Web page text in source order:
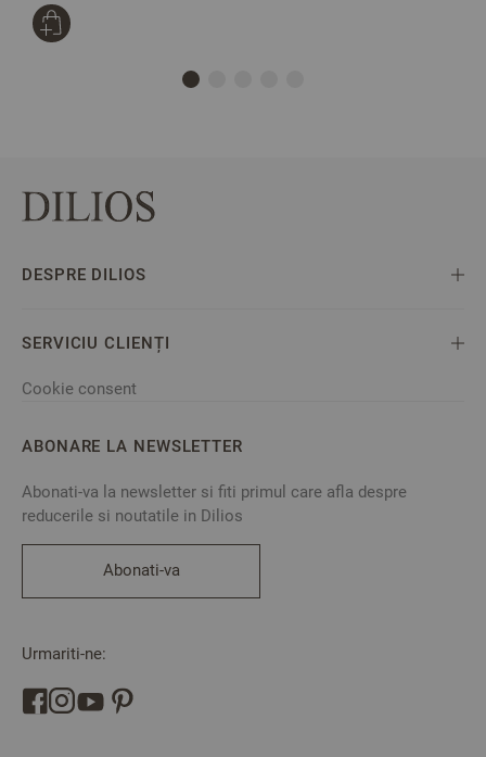
DESPRE DILIOS
SERVICIU CLIENȚI
Cookie consent
ABONARE LA NEWSLETTER
Abonati-va la newsletter si fiti primul care afla despre
reducerile si noutatile in Dilios
Abonati-va
Urmariti-ne: